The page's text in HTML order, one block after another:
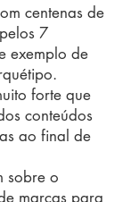
centenas de
7
exemplo de
forte que
conteúdos
ao final de
sobre o
marcas para